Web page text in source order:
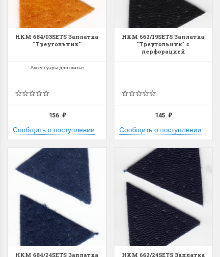
HKM 684/03SETS Заплатка
"Треугольник"
Аксессуары для шитья
156 ₽
Сообщить о поступлении
HKM 662/19SETS Заплатка
"Треугольник" с
перфорацией
145₽
Сообщить о поступлении
HKM 684/24SETS Заплатка
HKM 662/24SETS Заплатка